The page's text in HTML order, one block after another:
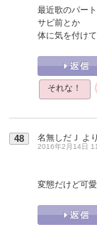
最近歌のパー
サビ前とか
体に気を付け
それな！
48 名無しだＪ より
2016年2月14日
変態だけど可